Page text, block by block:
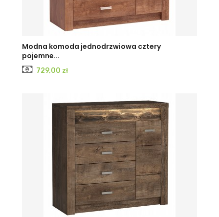
KRAFTJESIONJESION
Modna komoda jednodrzwiowa cztery
pojemne...
Cena
729,00 zł